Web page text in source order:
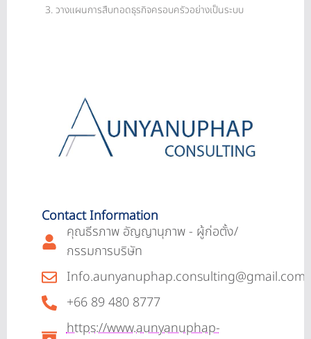
วางแผนการสืบทอดธุรกิจครอบครัวอย่างเป็นระบบ
Contact Information
คุณธีรภาพ อัญญานุภาพ - ผู้ก่อตั้ง/
กรรมการบริษัท
Info.aunyanuphap.consulting@gmail.com
+66 89 480 8777
https://www.aunyanuphap-